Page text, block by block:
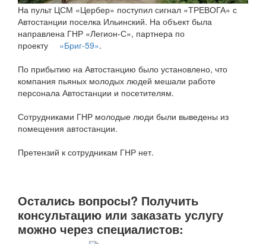
На пульт ЦСМ «Цербер» поступил сигнал «ТРЕВОГА» с
Автостанции поселка Ильинский. На объект была
направлена ГНР «Легион-С», партнера по
проекту
«Бриг-59».
По прибытию на Автостанцию было установлено, что
компания пьяных молодых людей мешали работе
персонала Автостанции и посетителям.
Сотрудниками ГНР молодые люди были выведены из
помещения автостанции.
Претензий к сотрудникам ГНР нет.
Остались вопросы? Получить
консультацию или заказать услугу
можно через специалистов: